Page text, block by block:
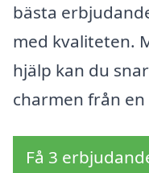
bästa
med kvaliteten.
hjälp kan du
charmen från
Få 3